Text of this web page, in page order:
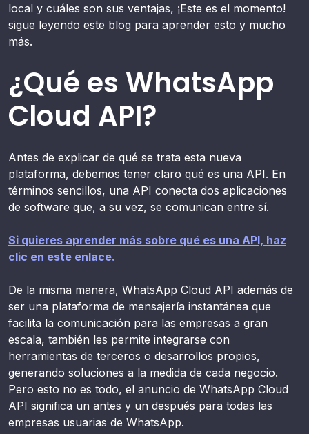
local y cuáles son sus ventajas, ¡Este es el momento!
sigue leyendo este blog para aprender esto y mucho
más.
¿Qué es WhatsApp
Cloud API?
Antes de explicar de qué se trata esta nueva
plataforma, debemos tener claro qué es una API. En
términos sencillos, una API conecta dos aplicaciones
de software que, a su vez, se comunican entre sí.
Si quieres aprender más sobre qué es una API, haz
clic en este enlace.
De la misma manera, WhatsApp Cloud API además de
ser una plataforma de mensajería instantánea que
facilita la comunicación para las empresas a gran
escala, también les permite integrarse con
herramientas de terceros o desarrollos propios,
generando soluciones a la medida de cada negocio.
Pero esto no es todo, el anuncio de WhatsApp Cloud
API significa un antes y un después para todas las
empresas usuarias de WhatsApp.